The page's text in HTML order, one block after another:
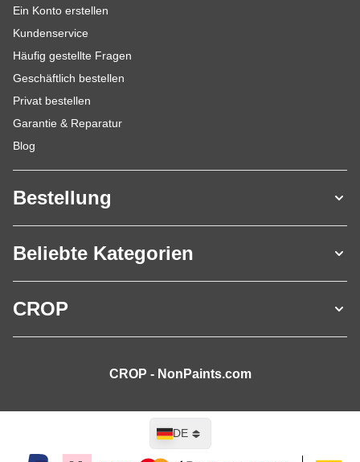
Ein Konto erstellen
Kundenservice
Häufig gestellte Fragen
Geschäftlich bestellen
Privat bestellen
Garantie & Reparatur
Blog
Bestellung
Beliebte Kategorien
CROP
CROP - NonPaints.com
Sprache
DE